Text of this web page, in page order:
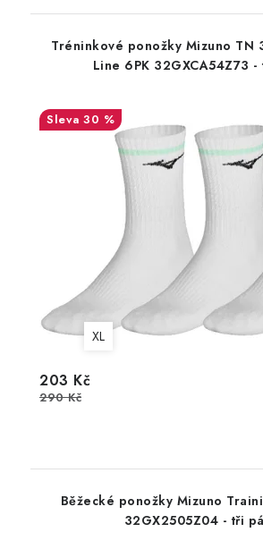
Tréninkové ponožky Mizuno TN
Line 6PK 32GXCA54Z73
30 %
XL
203 Kč
290 Kč
Běžecké ponožky Mizuno
32GX2505Z04 - tři